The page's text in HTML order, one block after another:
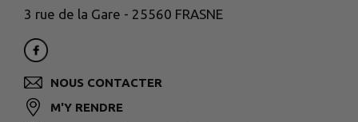
3 rue de la Gare - 25560 FRASNE
NOUS CONTACTER
M'Y RENDRE